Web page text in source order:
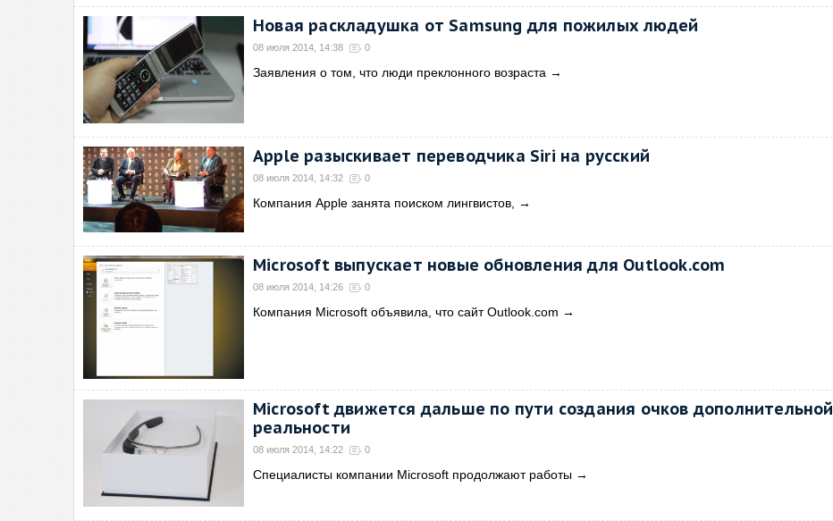
Новая раскладушка от Samsung для пожилых людей
08 июля 2014, 14:38 0
Заявления о том, что люди преклонного возраста →
Apple разыскивает переводчика Siri на русский
08 июля 2014, 14:32 0
Компания Apple занята поиском лингвистов, →
Microsoft выпускает новые обновления для Outlook.com
08 июля 2014, 14:26 0
Компания Microsoft объявила, что сайт Outlook.com →
Microsoft движется дальше по пути создания очков дополнительной
реальности
08 июля 2014, 14:22 0
Специалисты компании Microsoft продолжают работы →